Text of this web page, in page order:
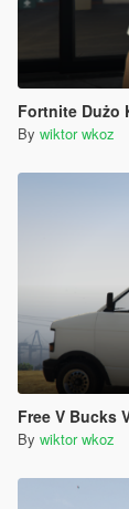
Fortnite Dużo
By wiktor wkoz
Free V Bucks
By wiktor wkoz